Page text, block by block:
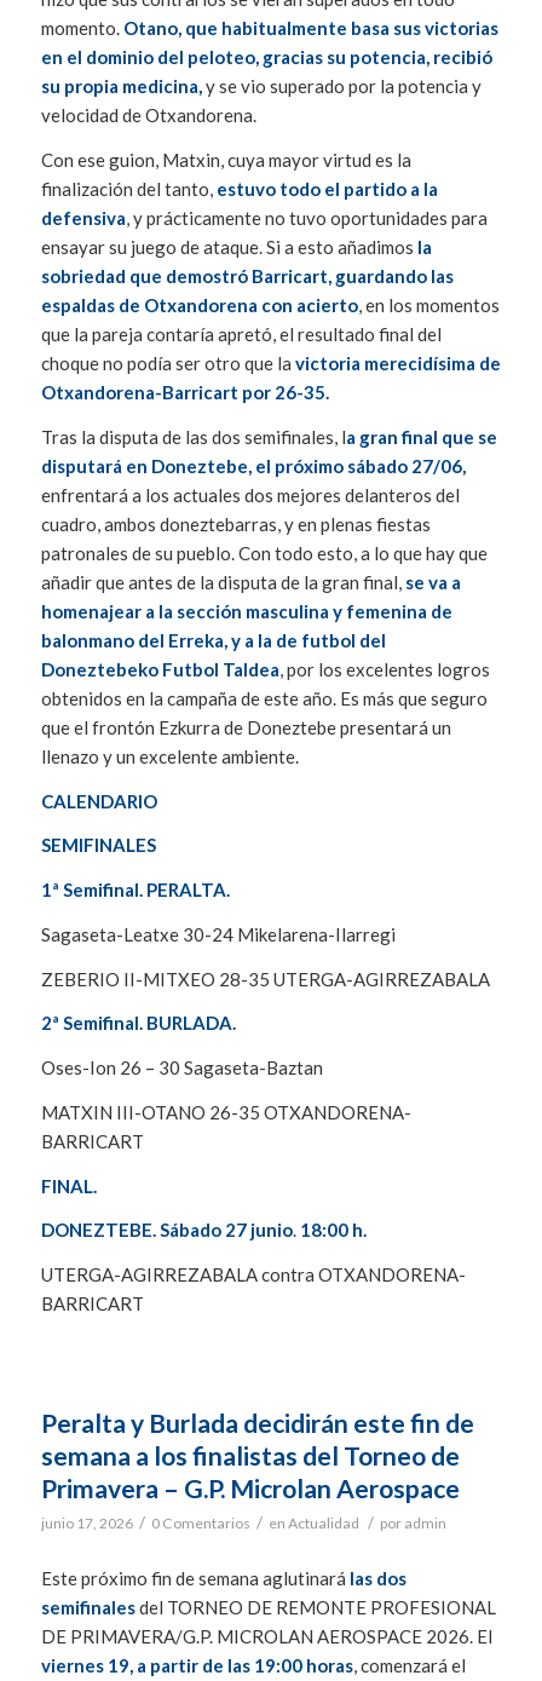
momento. Otano, que habitualmente basa sus victorias
en el dominio del peloteo, gracias su potencia, recibió
su propia medicina,y se vio superado por la potencia y
velocidad de Otxandorena.
Con ese guion, Matxin, cuya mayor virtud es la
finalización del tanto, estuvo todo el partido a la
defensiva, y prácticamente no tuvo oportunidades para
ensayar su juego de ataque. Si a esto añadimos la
sobriedad que demostró Barricart, guardando las
espaldas de Otxandorena con acierto, en los momentos
que la pareja contaría apretó, el resultado final del
choque no podía ser otro que la victoria merecidísima de
Otxandorena-Barricart por 26-35.
Tras la disputa de las dos semifinales, la gran final que se
disputará en Doneztebe, el próximo sábado 27/06,
enfrentará a los actuales dos mejores delanteros del
cuadro, ambos doneztebarras, y en plenas fiestas
patronales de su pueblo. Con todo esto, a lo que hay que
añadir que antes de la disputa de la gran final, se va a
homenajear a la sección masculina y femenina de
balonmano del Erreka, y a la de futbol del
Doneztebeko Futbol Taldea, por los excelentes logros
obtenidos en la campaña de este año. Es más que seguro
que el frontón Ezkurra de Doneztebe presentará un
llenazo y un excelente ambiente.
CALENDARIO
SEMIFINALES
1ª Semifinal. PERALTA.
Sagaseta-Leatxe 30-24 Mikelarena-Ilarregi
ZEBERIO II-MITXEO 28-35 UTERGA-AGIRREZABALA
2ª Semifinal. BURLADA.
Oses-Ion 26 – 30 Sagaseta-Baztan
MATXIN III-OTANO 26-35 OTXANDORENA-
BARRICART
FINAL.
DONEZTEBE. Sábado 27 junio.18:00 h.
UTERGA-AGIRREZABALA contra OTXANDORENA-
BARRICART
Peralta y Burlada decidirán este fin de
semana a los finalistas del Torneo de
Primavera – G.P. Microlan Aerospace
junio 17, 2026 / 0 Comentarios / en Actualidad / por admin
Este próximo fin de semana aglutinará las dos
semifinalesdel TORNEO DE REMONTE PROFESIONAL
DE PRIMAVERA/G.P. MICROLAN AEROSPACE 2026. El
viernes 19, a partir de las 19:00 horas, comenzará el